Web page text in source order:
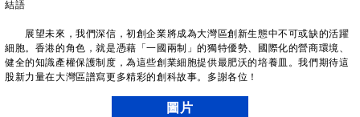
結語
展望未來，我們深信，初創企業將成為大灣區創新生態中不可或缺的活躍
細胞。香港的角色，就是憑藉「一國兩制」的獨特優勢、國際化的營商環境、
健全的知識產權保護制度，為這些創業細胞提供最肥沃的培養皿。我們期待這
股新力量在大灣區譜寫更多精彩的創科故事。多謝各位！
圖片